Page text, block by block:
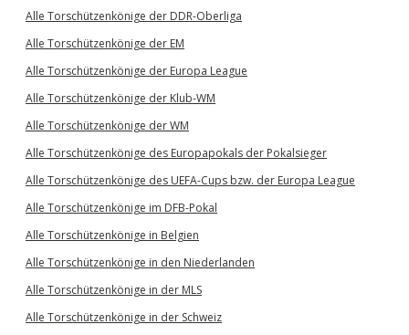
Alle Torschützenkönige der DDR-Oberliga
Alle Torschützenkönige der EM
Alle Torschützenkönige der Europa League
Alle Torschützenkönige der Klub-WM
Alle Torschützenkönige der WM
Alle Torschützenkönige des Europapokals der Pokalsieger
Alle Torschützenkönige des UEFA-Cups bzw. der Europa League
Alle Torschützenkönige im DFB-Pokal
Alle Torschützenkönige in Belgien
Alle Torschützenkönige in den Niederlanden
Alle Torschützenkönige in der MLS
Alle Torschützenkönige in der Schweiz